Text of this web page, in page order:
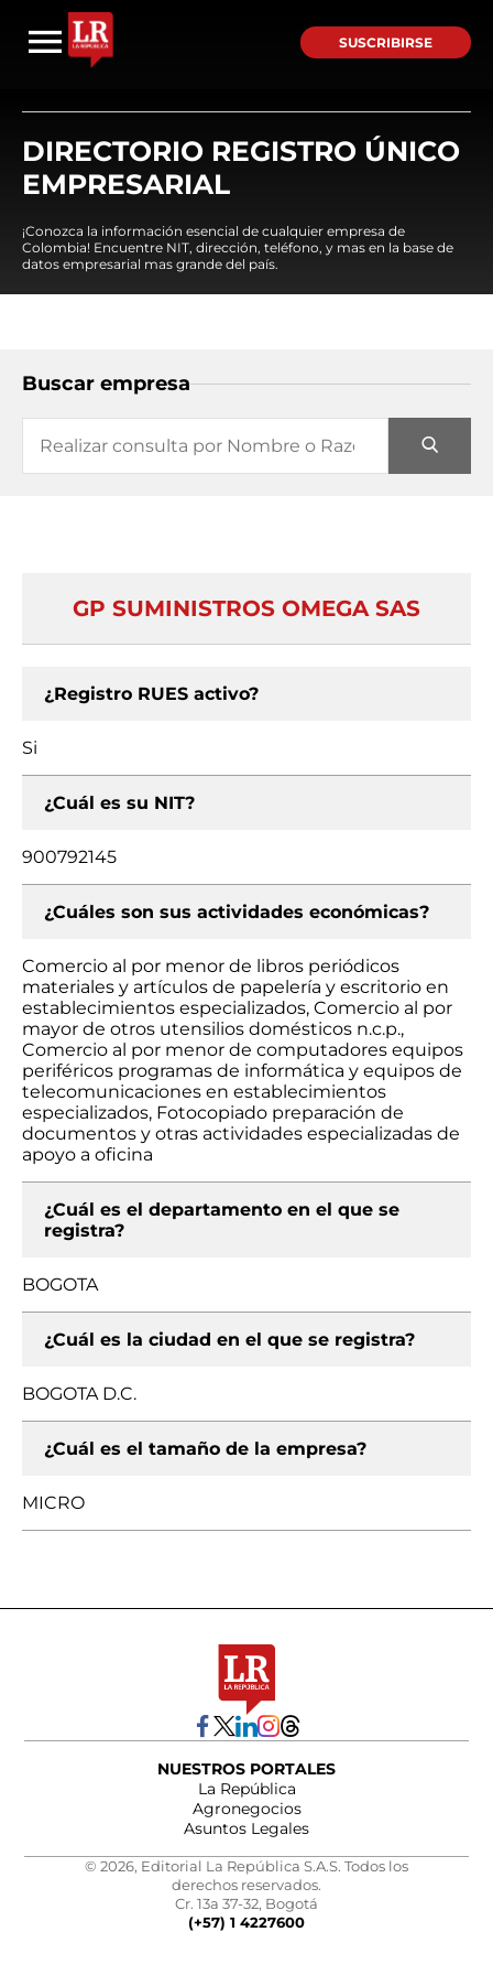
SUSCRIBIRSE
DIRECTORIO REGISTRO ÚNICO
EMPRESARIAL
¡Conozca la información esencial de cualquier empresa de
Colombia! Encuentre NIT, dirección, teléfono, y mas en la base de
datos empresarial mas grande del país.
Buscar empresa
GP SUMINISTROS OMEGA SAS
¿Registro RUES activo?
Si
¿Cuál es su NIT?
900792145
¿Cuáles son sus actividades económicas?
Comercio al por menor de libros periódicos
materiales y artículos de papelería y escritorio en
establecimientos especializados, Comercio al por
mayor de otros utensilios domésticos n.c.p.,
Comercio al por menor de computadores equipos
periféricos programas de informática y equipos de
telecomunicaciones en establecimientos
especializados, Fotocopiado preparación de
documentos y otras actividades especializadas de
apoyo a oficina
¿Cuál es el departamento en el que se
registra?
BOGOTA
¿Cuál es la ciudad en el que se registra?
BOGOTA D.C.
¿Cuál es el tamaño de la empresa?
MICRO
NUESTROS PORTALES
La República
Agronegocios
Asuntos Legales
© 2026, Editorial La República S.A.S. Todos los
derechos reservados.
Cr. 13a 37-32, Bogotá
(+57) 1 4227600